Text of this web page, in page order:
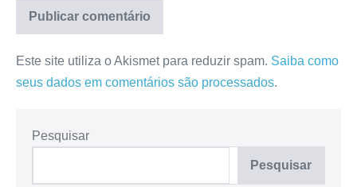
Este site utiliza o Akismet para reduzir spam. Saiba como
seus dados em comentários são processados.
Pesquisar
Pesquisar